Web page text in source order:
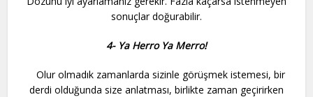
sonuçlar doğurabilir.
4- Ya Herro Ya Merro!
Olur olmadık zamanlarda sizinle görüşmek istemesi, bir
derdi olduğunda size anlatması, birlikte zaman geçirirken